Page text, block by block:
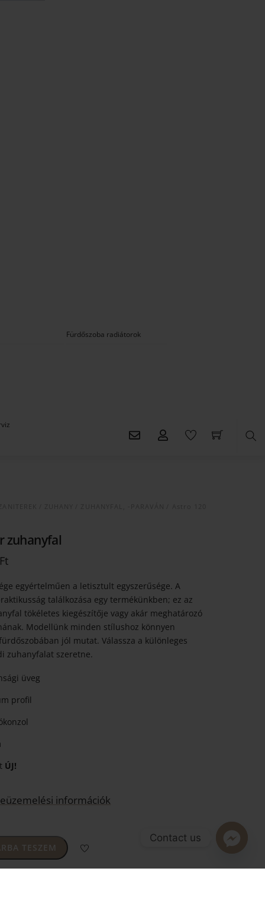
Fürdőszoba radiátorok
zuhanyfal
Ft.
FtCurrent
is:
99.655 Ft.
egyértelműen a letisztult egyszerűsége. A
találkozása egy termékünkben; ez az
tökéletes kiegészítője vagy akár meghatározó
Modellünk minden stílushoz könnyen
jól mutat. Válassza a különleges
zuhanyfalat szeretne.
üveg
profil
ÚJ!
információk
TESZEM
Contact us